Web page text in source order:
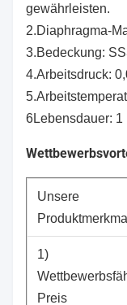
gewährleisten.
2.Diaphragma-
3.Bedeckung:
4.Arbeitsdruck:
6Lebensdauer:
Unsere
1)
Preis